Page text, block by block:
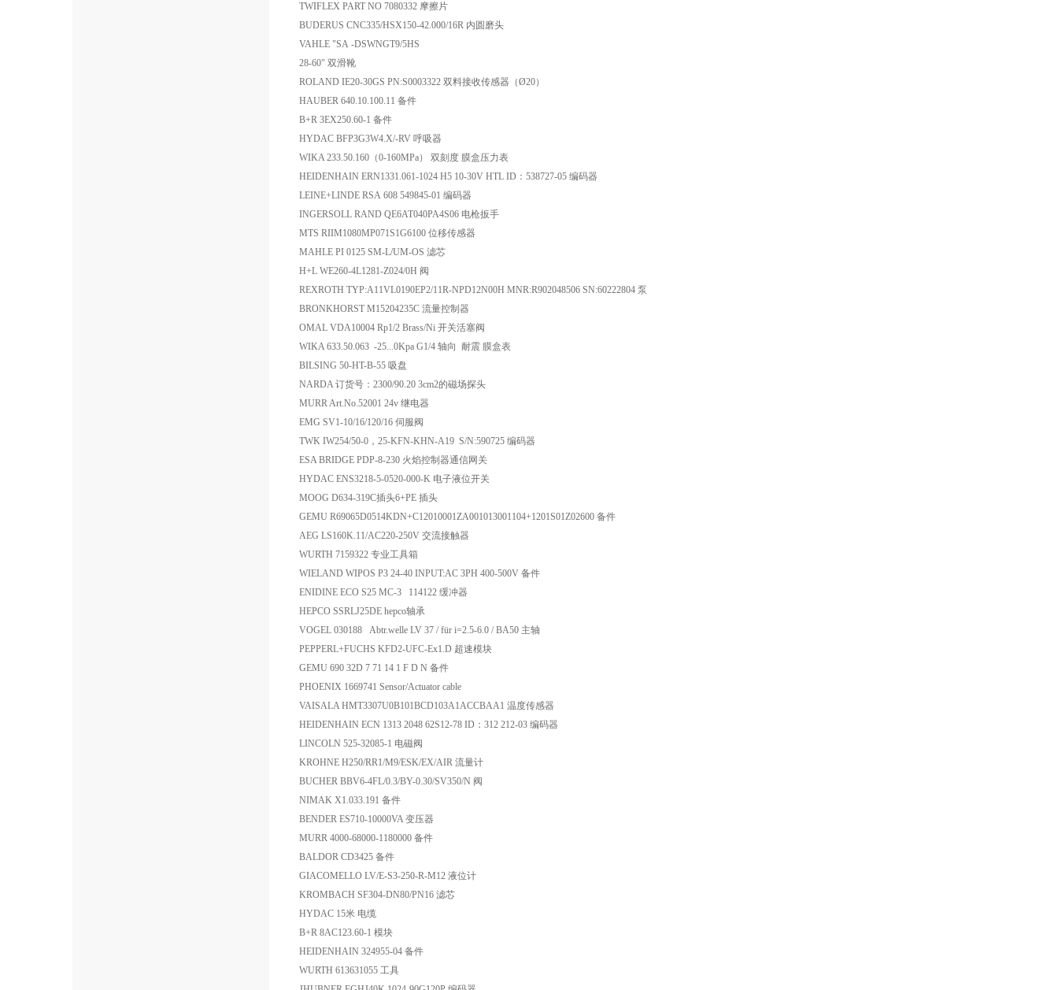
TWIFLEX PART NO 7080332 摩擦片
BUDERUS CNC335/HSX150-42.000/16R 内圆磨头
VAHLE "SA -DSWNGT9/5HS
28-60" 双滑靴
ROLAND IE20-30GS PN:S0003322 双料接收传感器（Ø20）
HAUBER 640.10.100.11 备件
B+R 3EX250.60-1 备件
HYDAC BFP3G3W4.X/-RV 呼吸器
WIKA 233.50.160（0-160MPa） 双刻度 膜盒压力表
HEIDENHAIN ERN1331.061-1024 H5 10-30V HTL ID：538727-05 编码器
LEINE+LINDE RSA 608 549845-01 编码器
INGERSOLL RAND QE6AT040PA4S06 电枪扳手
MTS RIIM1080MP071S1G6100 位移传感器
MAHLE PI 0125 SM-L/UM-OS 滤芯
H+L WE260-4L1281-Z024/0H 阀
REXROTH TYP:A11VL0190EP2/11R-NPD12N00H MNR:R902048506 SN:60222804 泵
BRONKHORST M15204235C 流量控制器
OMAL VDA10004 Rp1/2 Brass/Ni 开关活塞阀
WIKA 633.50.063 -25...0Kpa G1/4 轴向 耐震 膜盒表
BILSING 50-HT-B-55 吸盘
NARDA 订货号：2300/90.20 3cm2的磁场探头
MURR Art.No.52001 24v 继电器
EMG SV1-10/16/120/16 伺服阀
TWK IW254/50-0，25-KFN-KHN-A19 S/N:590725 编码器
ESA BRIDGE PDP-8-230 火焰控制器通信网关
HYDAC ENS3218-5-0520-000-K 电子液位开关
MOOG D634-319C插头6+PE 插头
GEMU R69065D0514KDN+C12010001ZA001013001104+1201S01Z02600 备件
AEG LS160K.11/AC220-250V 交流接触器
WURTH 7159322 专业工具箱
WIELAND WIPOS P3 24-40 INPUT:AC 3PH 400-500V 备件
ENIDINE ECO S25 MC-3 114122 缓冲器
HEPCO SSRLJ25DE hepco轴承
VOGEL 030188 Abtr.welle LV 37 / für i=2.5-6.0 / BA50 主轴
PEPPERL+FUCHS KFD2-UFC-Ex1.D 超速模块
GEMU 690 32D 7 71 14 1 F D N 备件
PHOENIX 1669741 Sensor/Actuator cable
VAISALA HMT3307U0B101BCD103A1ACCBAA1 温度传感器
HEIDENHAIN ECN 1313 2048 62S12-78 ID：312 212-03 编码器
LINCOLN 525-32085-1 电磁阀
KROHNE H250/RR1/M9/ESK/EX/AIR 流量计
BUCHER BBV6-4FL/0.3/BY-0.30/SV350/N 阀
NIMAK X1.033.191 备件
BENDER ES710-10000VA 变压器
MURR 4000-68000-1180000 备件
BALDOR CD3425 备件
GIACOMELLO LV/E-S3-250-R-M12 液位计
KROMBACH SF304-DN80/PN16 滤芯
HYDAC 15米 电缆
B+R 8AC123.60-1 模块
HEIDENHAIN 324955-04 备件
WURTH 613631055 工具